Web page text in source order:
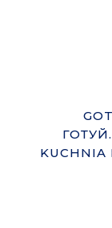
KUCHNIA